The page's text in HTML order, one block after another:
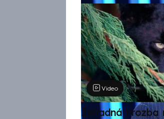
Video
Záhadná hrozba